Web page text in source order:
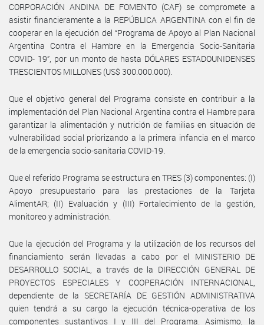
CORPORACIÓN ANDINA DE FOMENTO (CAF) se compromete a
asistir financieramente a la REPÚBLICA ARGENTINA con el fin de
cooperar en la ejecución del “Programa de Apoyo al Plan Nacional
Argentina Contra el Hambre en la Emergencia Socio-Sanitaria
COVID- 19”, por un monto de hasta DÓLARES ESTADOUNIDENSES
TRESCIENTOS MILLONES (US$ 300.000.000).
Que el objetivo general del Programa consiste en contribuir a la
implementación del Plan Nacional Argentina contra el Hambre para
garantizar la alimentación y nutrición de familias en situación de
vulnerabilidad social priorizando a la primera infancia en el marco
de la emergencia socio-sanitaria COVID-19.
Que el referido Programa se estructura en TRES (3) componentes: (I)
Apoyo presupuestario para las prestaciones de la Tarjeta
AlimentAR; (II) Evaluación y (III) Fortalecimiento de la gestión,
monitoreo y administración.
Que la ejecución del Programa y la utilización de los recursos del
financiamiento serán llevadas a cabo por el MINISTERIO DE
DESARROLLO SOCIAL, a través de la DIRECCIÓN GENERAL DE
PROYECTOS ESPECIALES Y COOPERACIÓN INTERNACIONAL,
dependiente de la SECRETARÍA DE GESTIÓN ADMINISTRATIVA
quien tendrá a su cargo la ejecución técnica-operativa de los
componentes sustantivos I y III del Programa. Asimismo, la